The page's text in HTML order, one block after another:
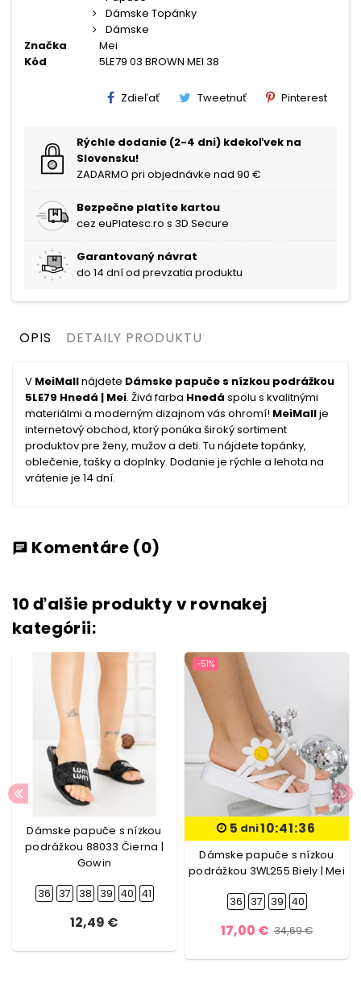
Dámske Topánky
Dámske
Značka
Mei
Kód
5LE79 03 BROWN MEI 38
Zdieľať Tweetnuť Pinterest
Rýchle dodanie (2-4 dni) kdekoľvek na
Slovensku!
ZADARMO pri objednávke nad 90 €
Bezpečne platíte kartou
cez euPlatesc.ro s 3D Secure
Garantovaný návrat
do 14 dní od prevzatia produktu
OPIS DETAILY PRODUKTU
V MeiMallnájdete Dámske papuče s nízkou podrážkou
5LE79 Hnedá | Mei. Živá farba Hnedá spolu s kvalitnými
materiálmi a moderným dizajnom vás ohromí! MeiMallje
internetový obchod, ktorý ponúka široký sortiment
produktov pre ženy, mužov a deti. Tu nájdete topánky,
oblečenie, tašky a doplnky. Dodanie je rýchle a lehota na
vrátenie je 14 dní.
chat Komentáre (0)
10 ďalšie produkty v rovnakej
kategórii:
Dámske papuče s nízkou
podrážkou 88033 Čierna |
Gowin
36 37 38 39 40 41
12,49 €
-51%
5 dni10:41:35
Dámske papuče s nízkou
podrážkou 3WL255 Biely | Mei
36 37 39 40
17,00 € 34,69 €